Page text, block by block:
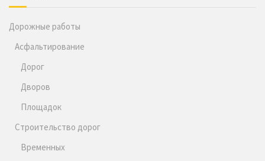
Дорожные работы
Асфальтирование
Дорог
Дворов
Площадок
Строительство дорог
Временных